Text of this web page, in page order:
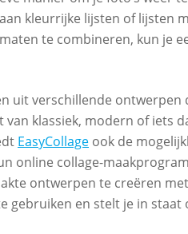
kleurrijke lijsten of lijsten
te combineren, kun je
uit verschillende
klassiek, modern of iets
EasyCollage ook de
online collage-
ontwerpen te creëren
gebruiken en stelt je in